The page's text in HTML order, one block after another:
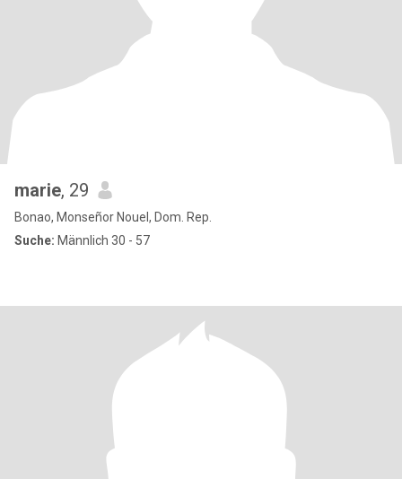
marie, 29
Bonao, Monseñor Nouel, Dom. Rep.
Suche: Männlich 30 - 57